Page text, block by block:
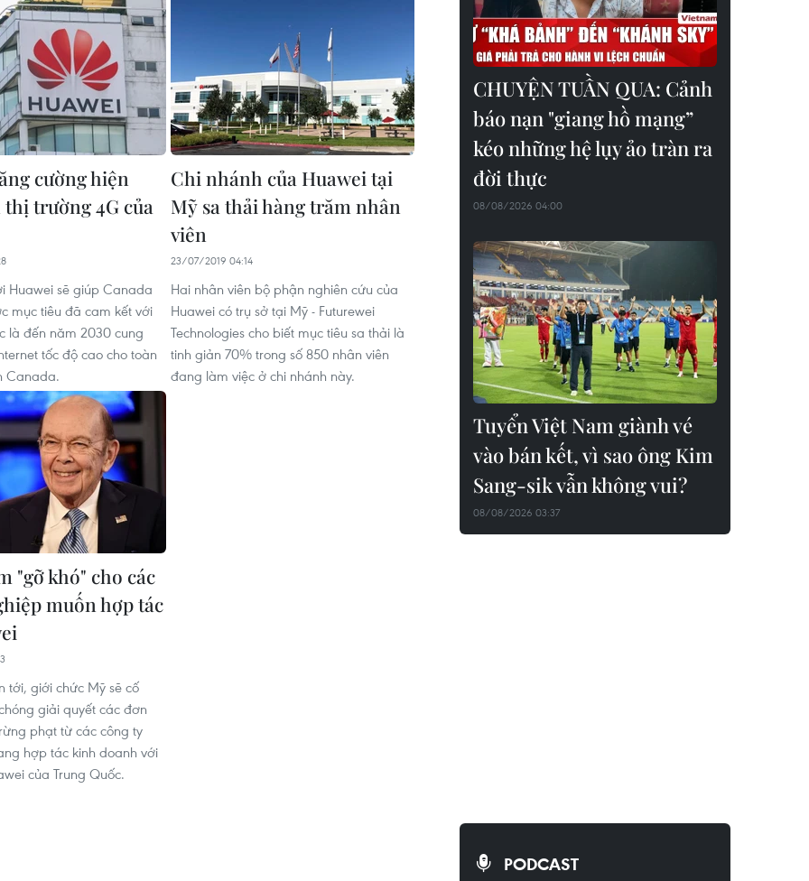
cường hiện
trường 4G của
Huawei sẽ giúp Canada
mục tiêu đã cam kết với
là đến năm 2030 cung
tốc độ cao cho toàn
Canada.
Chi nhánh của Huawei tại
Mỹ sa thải hàng trăm nhân
viên
23/07/2019 04:14
Hai nhân viên bộ phận nghiên cứu của
Huawei có trụ sở tại Mỹ - Futurewei
Technologies cho biết mục tiêu sa thải là
tinh giản 70% trong số 850 nhân viên
đang làm việc ở chi nhánh này.
"gỡ khó" cho các
muốn hợp tác
tới, giới chức Mỹ sẽ cố
giải quyết các đơn
phạt từ các công ty
hợp tác kinh doanh với
của Trung Quốc.
CHUYỆN TUẦN QUA: Cảnh
báo nạn "giang hồ mạng”
kéo những hệ lụy ảo tràn ra
đời thực
08/08/2026 04:00
Tuyển Việt Nam giành vé
vào bán kết, vì sao ông Kim
Sang-sik vẫn không vui?
08/08/2026 03:37
PODCAST